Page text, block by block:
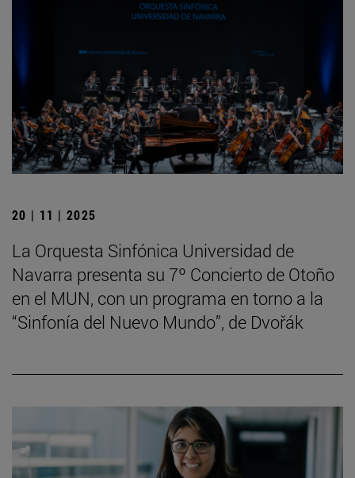
20 | 11 | 2025
La Orquesta Sinfónica Universidad de
Navarra presenta su 7º Concierto de Otoño
en el MUN, con un programa en torno a la
“Sinfonía del Nuevo Mundo”, de Dvořák